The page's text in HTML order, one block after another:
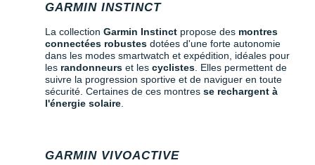
GARMIN INSTINCT
La collection Garmin Instinct propose des montres
connectées robustes dotées d'une forte autonomie
dans les modes smartwatch et expédition, idéales pour
les randonneurs et les cyclistes . Elles permettent de
suivre la progression sportive et de naviguer en toute
sécurité. Certaines de ces montres se rechargent à
l'énergie solaire
GARMIN VIVOACTIVE